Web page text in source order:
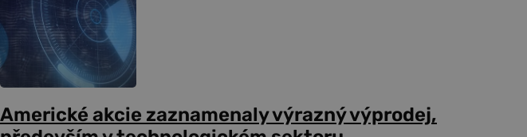
Americké akcie zaznamenaly výrazný výprodej,